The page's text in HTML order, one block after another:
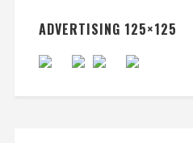
ADVERTISING 125×125